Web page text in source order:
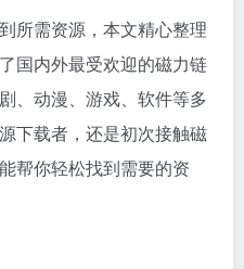
所需资源，本文精心整理
国内外最受欢迎的磁力链
、动漫、游戏、软件等多
下载者，还是初次接触磁
帮你轻松找到需要的资